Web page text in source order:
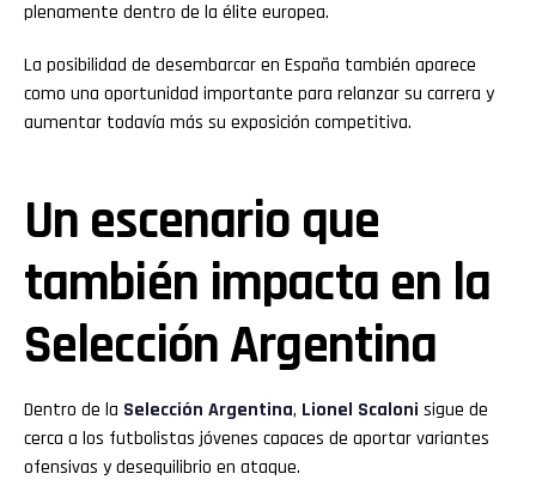
plenamente dentro de la élite europea.
La posibilidad de desembarcar en España también aparece
como una oportunidad importante para relanzar su carrera y
aumentar todavía más su exposición competitiva.
Un escenario que
también impacta en la
Selección Argentina
Dentro de la Selección Argentina, Lionel Scaloni sigue de
cerca a los futbolistas jóvenes capaces de aportar variantes
ofensivas y desequilibrio en ataque.